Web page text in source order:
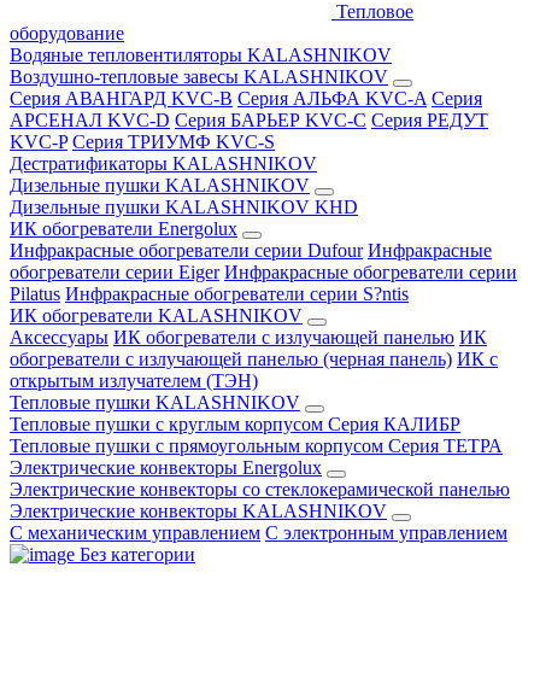
Тепловое
оборудование
Водяные тепловентиляторы KALASHNIKOV
Воздушно-тепловые завесы KALASHNIKOV
Серия АВАНГАРД KVC-B Серия АЛЬФА KVC-A Серия
АРСЕНАЛ KVC-D Серия БАРЬЕР KVC-C Серия РЕДУТ
KVC-P Серия ТРИУМФ KVC-S
Дестратификаторы KALASHNIKOV
Дизельные пушки KALASHNIKOV
Дизельные пушки KALASHNIKOV KHD
ИК обогреватели Energolux
Инфракрасные обогреватели серии Dufour Инфракрасные
обогреватели серии Eiger Инфракрасные обогреватели серии
Pilatus Инфракрасные обогреватели серии S?ntis
ИК обогреватели KALASHNIKOV
Аксессуары ИК обогреватели с излучающей панелью ИК
обогреватели с излучающей панелью (черная панель) ИК с
открытым излучателем (ТЭН)
Тепловые пушки KALASHNIKOV
Тепловые пушки с круглым корпусом Серия КАЛИБР
Тепловые пушки с прямоугольным корпусом Серия ТЕТРА
Электрические конвекторы Energolux
Электрические конвекторы со стеклокерамической панелью
Электрические конвекторы KALASHNIKOV
С механическим управлением С электронным управлением
Без категории